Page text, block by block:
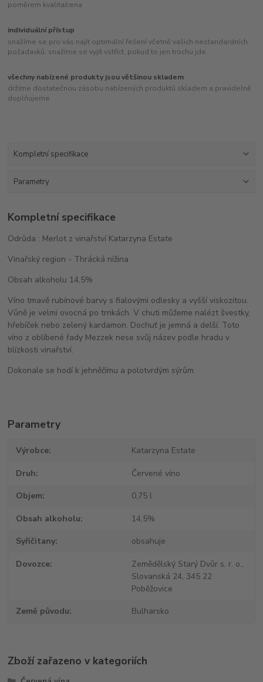
poměrem kvalita/cena
individuální přístup
snažíme se pro vás najít optimální řešení včetně vašich nestandardních
požadavků, snažíme se vyjít vstříct, pokud to jen trochu jde
všechny nabízené produkty jsou většinou skladem
držíme dostatečnou zásobu nabízených produktů skladem a pravidelně
doplňujeme
Kompletní specifikace
Parametry
Kompletní specifikace
Odrůda : Merlot z vinařství Katarzyna Estate
Vinařský region - Thrácká nížina
Obsah alkoholu 14,5%
Víno tmavě rubínové barvy s fialovými odlesky a vyšší viskozitou.
Vůně je velmi ovocná po trnkách. V chuti můžeme nalézt švestky,
hřebíček nebo zelený kardamon. Dochuť je jemná a delší. Toto
víno z oblíbené řady Mezzek nese svůj název podle hradu v
blízkosti vinařství.
Dokonale se hodí k jehněčímu a polotvrdým sýrům.
Parametry
Výrobce Katarzyna Estate
Druh Červené víno
Objem 0,75 l
Obsah alkoholu 14,5%
Syřičitany obsahuje
Dovozce
Zemědělský Starý Dvůr s. r. o.,
Slovanská 24, 345 22
Poběžovice
Země původu Bulharsko
Zboží zařazeno v kategoriích